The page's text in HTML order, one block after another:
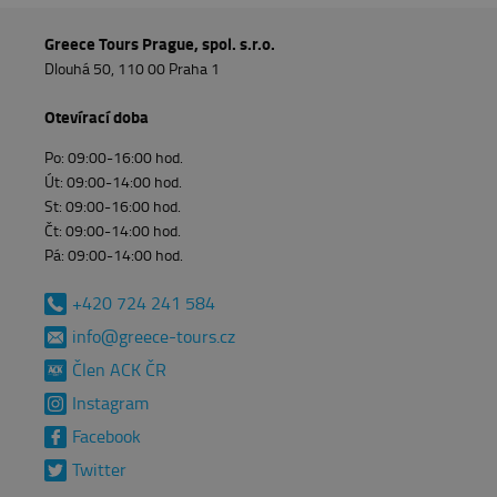
Greece Tours Prague, spol. s.r.o.
Dlouhá 50, 110 00 Praha 1
Otevírací doba
Po: 09:00-16:00 hod.
Út: 09:00-14:00 hod.
St: 09:00-16:00 hod.
Čt: 09:00-14:00 hod.
Pá: 09:00-14:00 hod.
+420 724 241 584
Facebook
info@greece-tours.cz
Twitter
Člen ACK ČR
Instagram